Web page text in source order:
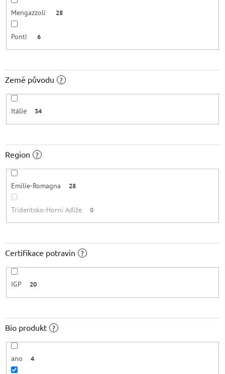
Mengazzoli 28
Ponti 6
Země původu ?
Itálie 34
Region ?
Emilie-Romagna 28
Tridentsko-Horní Adiže 0
Certifikace potravin ?
IGP 20
Bio produkt ?
ano 4